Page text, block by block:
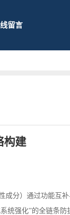
留言
构建
成分）通过功能互
统强化”的全链条